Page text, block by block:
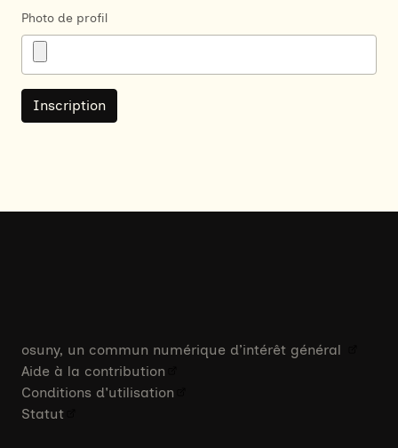
Photo de profil
osuny, un commun numérique d’intérêt général
Aide à la contribution
Conditions d'utilisation
Statut